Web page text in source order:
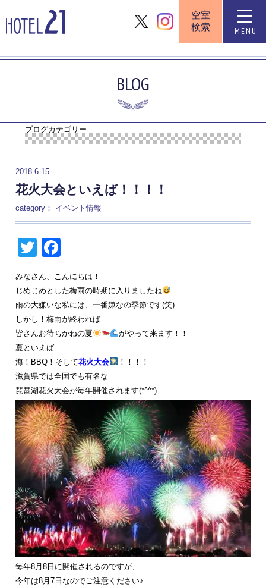
toggle
MENU
空室
検索
BLOG
ブログカテゴリー
2018.6.15
花火大会といえば！！！！
category： イベント情報
Twitter
みなさん、こんにちは！
じめじめとした梅雨の時期に入りましたね
雨の大嫌いな私には、一番嫌なの季節です(笑)
しかし！梅雨が終われば
皆さんお待ちかねの夏
がやって来ます！！
夏といえば…..
海！BBQ！そして花火大会
！！！！
滋賀県では全国でも有名な
琵琶湖花火大会が毎年開催されます(*^^*)
毎年8月8日に開催されるのですが、
今年は8月7日なのでご注意ください♪